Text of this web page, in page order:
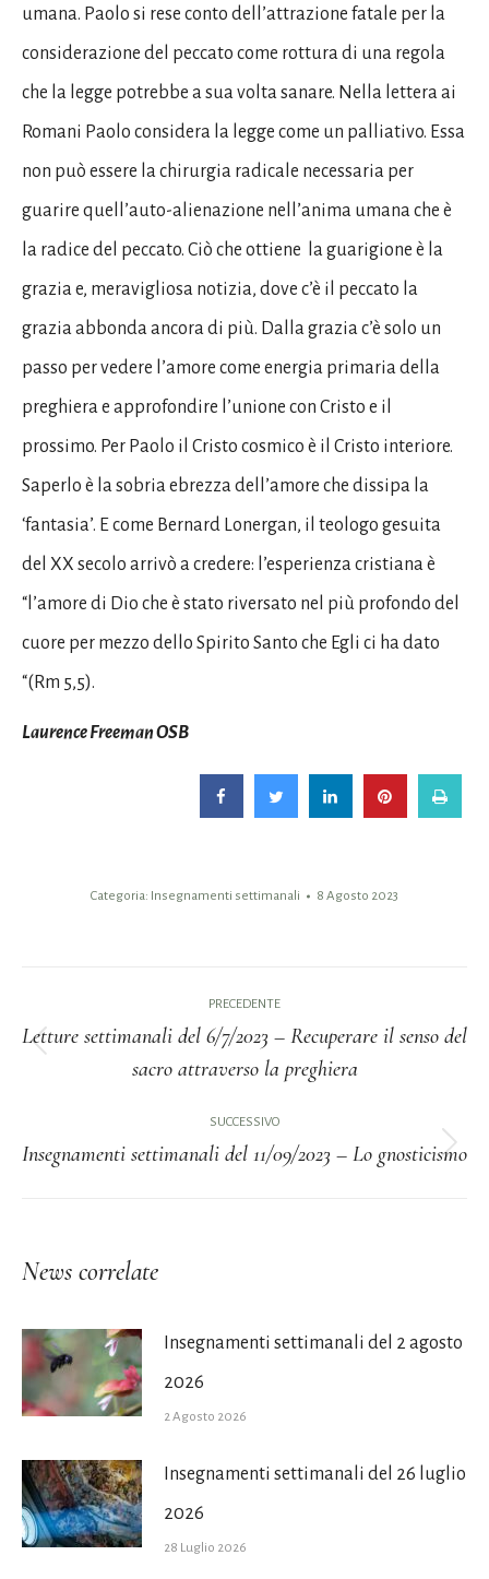
umana. Paolo si rese conto dell’attrazione fatale per la
considerazione del peccato come rottura di una regola
che la legge potrebbe a sua volta sanare. Nella lettera ai
Romani Paolo considera la legge come un palliativo. Essa
non può essere la chirurgia radicale necessaria per
guarire quell’auto-alienazione nell’anima umana che è
la radice del peccato. Ciò che ottiene la guarigione è la
grazia e, meravigliosa notizia, dove c’è il peccato la
grazia abbonda ancora di più. Dalla grazia c’è solo un
passo per vedere l’amore come energia primaria della
preghiera e approfondire l’unione con Cristo e il
prossimo. Per Paolo il Cristo cosmico è il Cristo interiore.
Saperlo è la sobria ebrezza dell’amore che dissipa la
‘fantasia’. E come Bernard Lonergan, il teologo gesuita
del XX secolo arrivò a credere: l’esperienza cristiana è
“l’amore di Dio che è stato riversato nel più profondo del
cuore per mezzo dello Spirito Santo che Egli ci ha dato
“(Rm 5,5).
Laurence Freeman OSB
Categoria: Insegnamenti settimanali 8 Agosto 2023
tra
PRECEDENTE
Post
Letture settimanali del 6/7/2023 – Recuperare il senso del
sacro attraverso la preghiera
SUCCESSIVO
Prossimo
Insegnamenti settimanali del 11/09/2023 – Lo gnosticismo
News correlate
Insegnamenti settimanali del 2 agosto
2026
2 Agosto 2026
Insegnamenti settimanali del 26 luglio
2026
28 Luglio 2026